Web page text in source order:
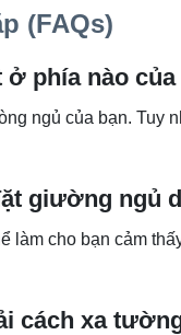
(FAQs)
phía nào
ngủ của bạn. Tuy
giường ngủ
cho bạn cảm
cách xa